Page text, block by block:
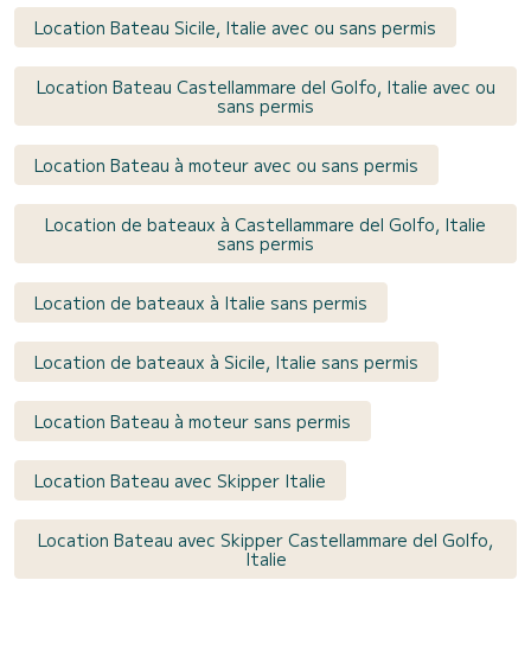
Location Bateau Sicile, Italie avec ou sans permis
Location Bateau Castellammare del Golfo, Italie avec ou
sans permis
Location Bateau à moteur avec ou sans permis
Location de bateaux à Castellammare del Golfo, Italie
sans permis
Location de bateaux à Italie sans permis
Location de bateaux à Sicile, Italie sans permis
Location Bateau à moteur sans permis
Location Bateau avec Skipper Italie
Location Bateau avec Skipper Castellammare del Golfo,
Italie